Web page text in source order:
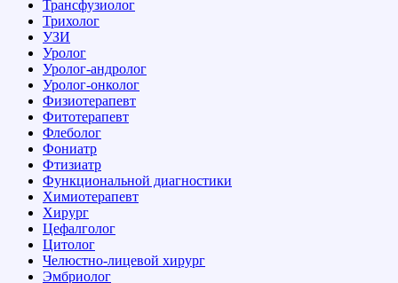
Трансфузиолог
Трихолог
УЗИ
Уролог
Уролог-андролог
Уролог-онколог
Физиотерапевт
Фитотерапевт
Флеболог
Фониатр
Фтизиатр
Функциональной диагностики
Химиотерапевт
Хирург
Цефалголог
Цитолог
Челюстно-лицевой хирург
Эмбриолог